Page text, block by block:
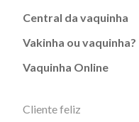
Central da vaquinha
Vakinha ou vaquinha?
Vaquinha Online
Cliente feliz